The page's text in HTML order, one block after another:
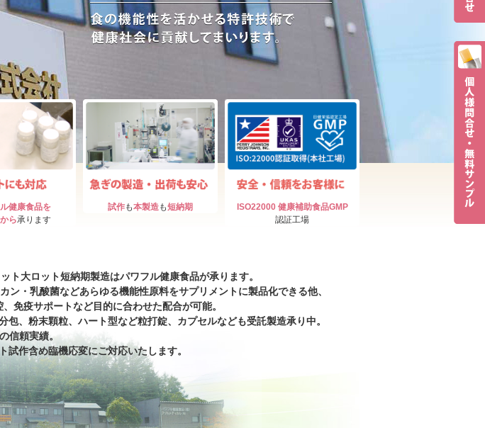
健康食品を
ら承ります
試作も本製造も短納期 ISO22000 健康補助食品GMP
認証工場
ト大ロット短納期製造はパワフル健康食品が承ります。
・乳酸菌などあらゆる機能性原料をサプリメントに製品化できる他、
免疫サポートなど目的に合わせた配合が可能。
、粉末顆粒、ハート型など粒打錠、カプセルなども受託製造承り中。
信頼実績。
作含め臨機応変にご対応いたします。